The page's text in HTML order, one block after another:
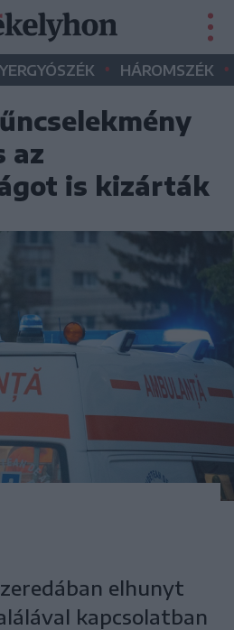
• HÁROMSZÉK •
az
is kizárták
elhunyt
kapcsolatban